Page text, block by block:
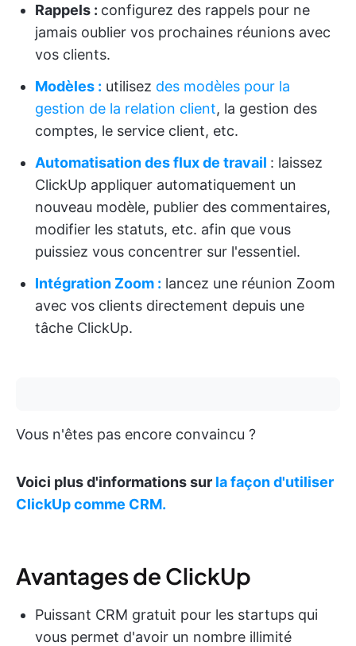
Rappels : configurez des rappels pour ne
jamais oublier vos prochaines réunions avec
vos clients.
Modèles : utilisez des modèles pour la
gestion de la relation client, la gestion des
comptes, le service client, etc.
Automatisation des flux de travail : laissez
ClickUp appliquer automatiquement un
nouveau modèle, publier des commentaires,
modifier les statuts, etc. afin que vous
puissiez vous concentrer sur l'essentiel.
Intégration Zoom : lancez une réunion Zoom
avec vos clients directement depuis une
tâche ClickUp.
Vous n'êtes pas encore convaincu ?
Voici plus d'informations sur la façon d'utiliser
ClickUp comme CRM.
Avantages de ClickUp
Puissant CRM gratuit pour les startups qui
vous permet d'avoir un nombre illimité